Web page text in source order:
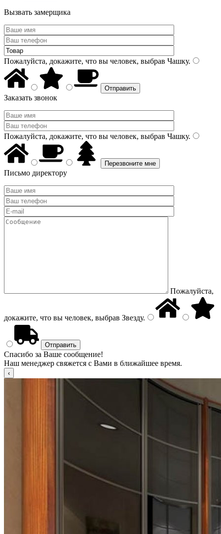
Вызвать замерщика
Пожалуйста, докажите, что вы человек, выбрав Чашку.
Заказать звонок
Пожалуйста, докажите, что вы человек, выбрав Чашку.
Письмо директору
Пожалуйста,
докажите, что вы человек, выбрав Звезду.
Спасибо за Ваше сообщение!
Наш менеджер свяжется с Вами в ближайшее время.